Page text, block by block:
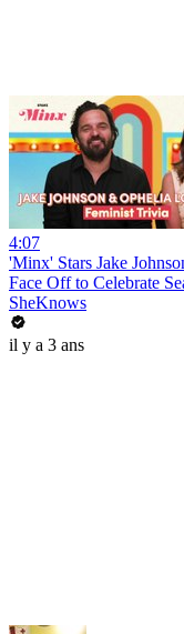
4:07
'Minx' Stars Jake
Face Off to Celebrate
SheKnows
il y a 3 ans